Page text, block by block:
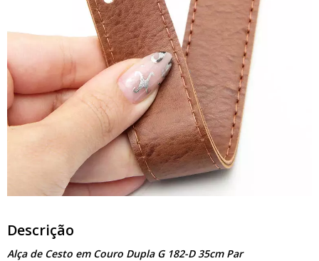
Descrição
Alça de Cesto em Couro Dupla G 182-D 35cm Par